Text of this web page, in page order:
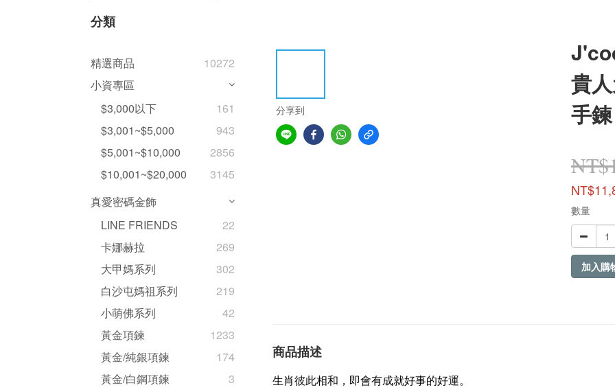
分類
精選商品
10272
小資專區
$3,000以下
161
$3,001~$5,000
943
$5,001~$10,000
2856
$10,001~$20,000
3145
真愛密碼金飾
LINE FRIENDS
22
卡娜赫拉
269
大甲媽系列
302
白沙屯媽祖系列
219
小萌佛系列
42
黃金項鍊
1233
黃金/純銀項鍊
174
黃金/白鋼項鍊
3
分享到
貴
手鍊
數量
加入購
商品描述
生肖彼此相和，即會有成就好事的好運。